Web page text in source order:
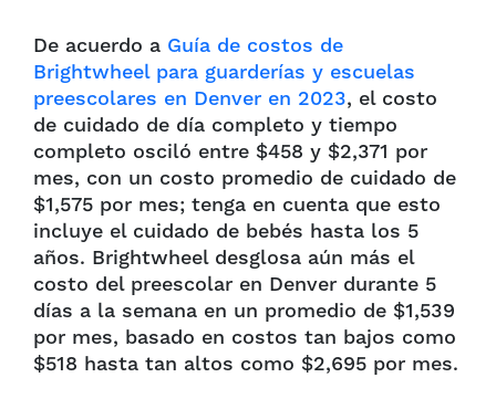
De acuerdo a Guía de costos de
Brightwheel para guarderías y escuelas
preescolares en Denver en 2023, el costo
de cuidado de día completo y tiempo
completo osciló entre $458 y $2,371 por
mes, con un costo promedio de cuidado de
$1,575 por mes; tenga en cuenta que esto
incluye el cuidado de bebés hasta los 5
años. Brightwheel desglosa aún más el
costo del preescolar en Denver durante 5
días a la semana en un promedio de $1,539
por mes, basado en costos tan bajos como
$518 hasta tan altos como $2,695 por mes.